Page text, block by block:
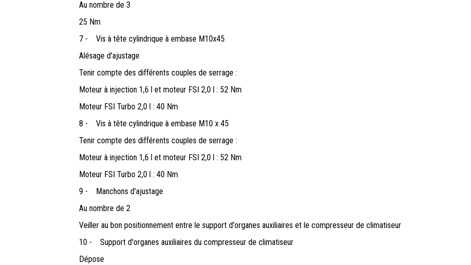
Au nombre de 3
25 Nm
7 -
Vis à tête cylindrique à embase M10x45
Alésage d'ajustage
Tenir compte des différents couples de serrage :
Moteur à injection 1,6 l et moteur FSI 2,0 l : 52 Nm
Moteur FSI Turbo 2,0 l : 40 Nm
8 -
Vis à tête cylindrique à embase M10 x 45
Tenir compte des différents couples de serrage :
Moteur à injection 1,6 l et moteur FSI 2,0 l : 52 Nm
Moteur FSI Turbo 2,0 l : 40 Nm
9 -
Manchons d'ajustage
Au nombre de 2
Veiller au bon positionnement entre le support d'organes auxiliaires et le compresseur de climatiseur
10 -
Support d'organes auxiliaires du compresseur de climatiseur
Dépose